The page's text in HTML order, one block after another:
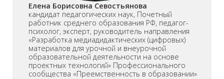
Елена Борисовна Севостьянова
кандидат педагогических наук, Почетный
работник среднего образования РФ, педагог-
психолог, эксперт, руководитель направления
«Разработка медиадидактических (цифровых)
материалов для урочной и внеурочной
образовательной деятельности на основе
проектных технологий» Профессионального
сообщества «Преемственность в образовании»